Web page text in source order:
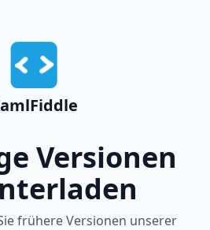
Versionen
frühere Versionen unserer